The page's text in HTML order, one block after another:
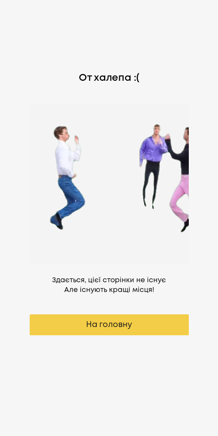
От халепа :(
Здається, цієї сторінки не існує
Але існують кращі місця!
На головну